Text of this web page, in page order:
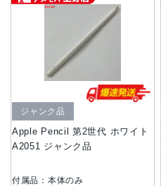
Apple Pencil 第2世代 ホワイト
A2051 ジャンク品
ジャンク品
付属品：本体のみ